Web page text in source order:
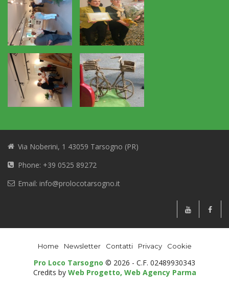
Via Noberini, 1 43059 Tarsogno (PR)
Phone: +39 0525 89272
Email: info@prolocotarsogno.it
Home Newsletter Contatti Privacy Cookie
Pro Loco Tarsogno © 2026 - C.F. 02489930343
Credits by Web Progetto, Web Agency Parma